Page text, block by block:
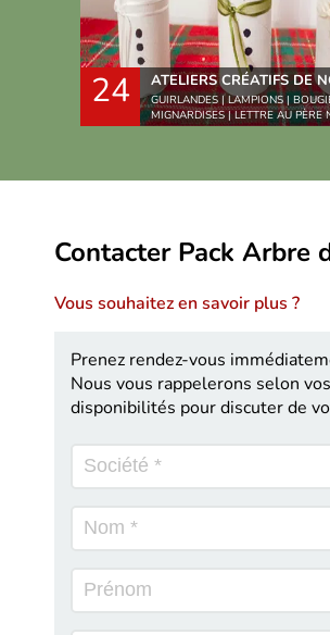
24 ATELIERS CRÉATIFS DE
GUIRLANDES | LAMPIONS |
MIGNARDISES | LETTRE AU PÈRE
Contacter Pack Arbre
Vous souhaitez en savoir plus ?
Prenez rendez-vous
Nous vous rappelerons selon vos
disponibilités pour discuter de